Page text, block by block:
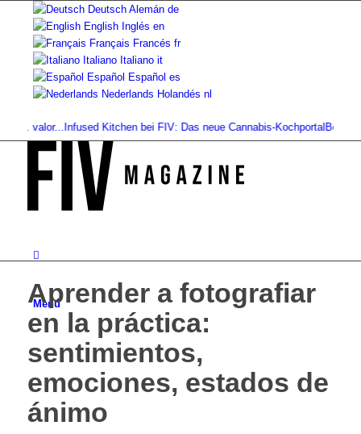
Deutsch Alemán de
English Inglés en
Français Francés fr
Italiano Italiano it
Español Español es
Nederlands Holandés nl
valor...Infused Kitchen bei FIV: Das neue Cannabis-KochportalBebidas
Menú
Aprender a fotografiar
en la práctica:
sentimientos,
emociones, estados de
ánimo